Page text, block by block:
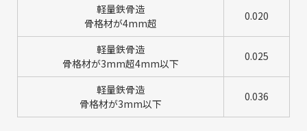
軽量鉄骨造
骨格材が4mm超
0.020
軽量鉄骨造
骨格材が3mm超4mm以下
0.025
軽量鉄骨造
骨格材が3mm以下
0.036